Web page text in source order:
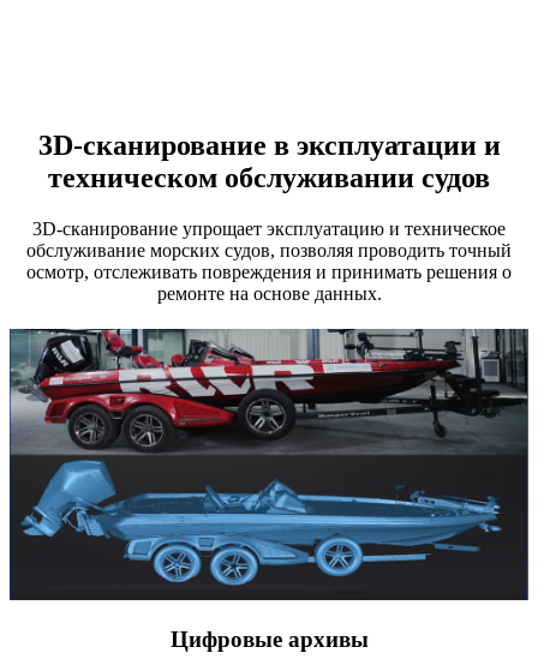
3D-сканирование в эксплуатации и
техническом обслуживании судов
3D-сканирование упрощает эксплуатацию и техническое
обслуживание морских судов, позволяя проводить точный
осмотр, отслеживать повреждения и принимать решения о
ремонте на основе данных.
Цифровые архивы